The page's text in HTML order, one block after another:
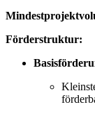
Förderstruktur: